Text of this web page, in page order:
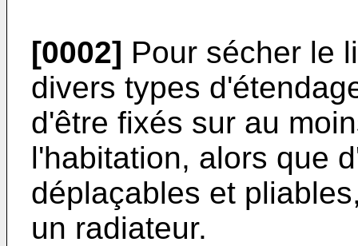
[0002] Pour sécher le
divers types
d'être fixés sur au
l'habitation, alors que
déplaçables et
un radiateur.